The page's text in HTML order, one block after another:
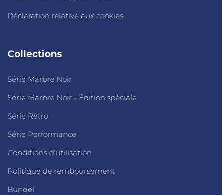
Déclaration relative aux cookies
Collections
Série Marbre Noir
Série Marbre Noir - Édition spéciale
Série Rétro
Série Performance
Conditions d'utilisation
Politique de remboursement
Bundel